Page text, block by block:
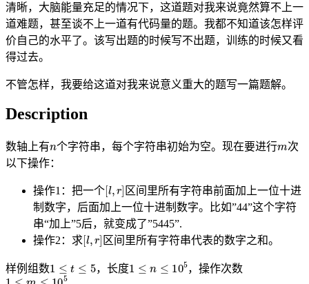
清晰，大脑能量充足的情况下，这道题对我来说竟然算不上一
道难题，甚至谈不上一道有代码量的题。我都不知道该怎样评
价自己的水平了。该写出题的时候写不出题，训练的时候又看
得过去。
不管怎样，我要给这道对我来说意义重大的题写一篇题解。
Description
数轴上有 个字符串，每个字符串初始为空。现在要进行
次
以下操作：
操作1：把一个[l ] 区间里所有字符串前面加上一位十进
制数字，后面加上一位十进制数字。比如”44”这个字符
串“加上”5后，就变成了”5445”.
操作2：求[l ] 区间里所有字符串代表的数字之和。
样例组数1 ≤ ，长度1 n 5 ，操作次数
1 ≤ m≤105